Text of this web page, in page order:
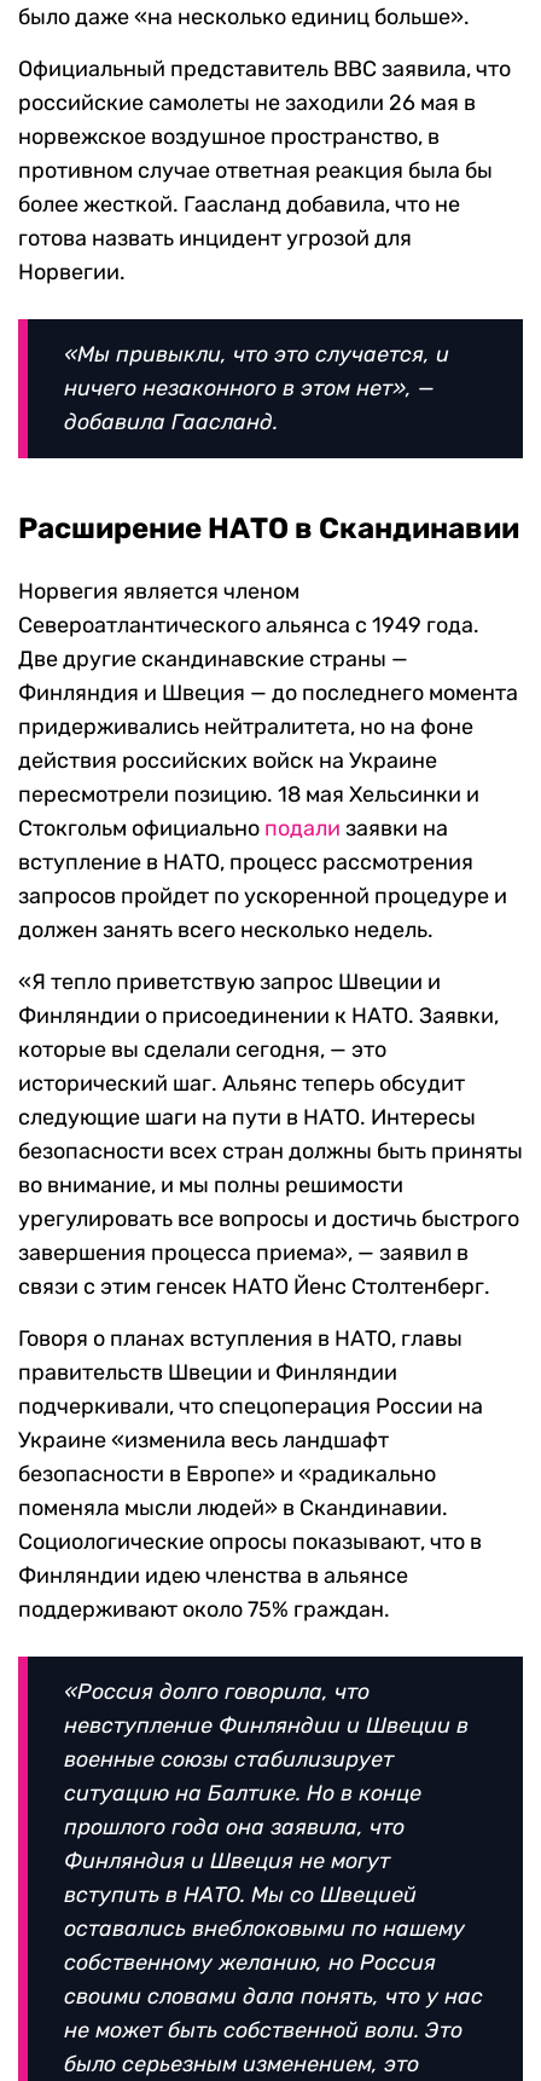
было даже «на несколько единиц больше».
Официальный представитель ВВС заявила, что
российские самолеты не заходили 26 мая в
норвежское воздушное пространство, в
противном случае ответная реакция была бы
более жесткой. Гаасланд добавила, что не
готова назвать инцидент угрозой для
Норвегии.
«Мы привыкли, что это случается, и
ничего незаконного в этом нет», —
добавила Гаасланд.
Расширение НАТО в Скандинавии
Норвегия является членом
Североатлантического альянса с 1949 года.
Две другие скандинавские страны —
Финляндия и Швеция — до последнего момента
придерживались нейтралитета, но на фоне
действия российских войск на Украине
пересмотрели позицию. 18 мая Хельсинки и
Стокгольм официально подали заявки на
вступление в НАТО, процесс рассмотрения
запросов пройдет по ускоренной процедуре и
должен занять всего несколько недель.
«Я тепло приветствую запрос Швеции и
Финляндии о присоединении к НАТО. Заявки,
которые вы сделали сегодня, — это
исторический шаг. Альянс теперь обсудит
следующие шаги на пути в НАТО. Интересы
безопасности всех стран должны быть приняты
во внимание, и мы полны решимости
урегулировать все вопросы и достичь быстрого
завершения процесса приема», — заявил в
связи с этим генсек НАТО Йенс Столтенберг.
Говоря о планах вступления в НАТО, главы
правительств Швеции и Финляндии
подчеркивали, что спецоперация России на
Украине «изменила весь ландшафт
безопасности в Европе» и «радикально
поменяла мысли людей» в Скандинавии.
Социологические опросы показывают, что в
Финляндии идею членства в альянсе
поддерживают около 75% граждан.
«Россия долго говорила, что
невступление Финляндии и Швеции в
военные союзы стабилизирует
ситуацию на Балтике. Но в конце
прошлого года она заявила, что
Финляндия и Швеция не могут
вступить в НАТО. Мы со Швецией
оставались внеблоковыми по нашему
собственному желанию, но Россия
своими словами дала понять, что у нас
не может быть собственной воли. Это
было серьезным изменением, это